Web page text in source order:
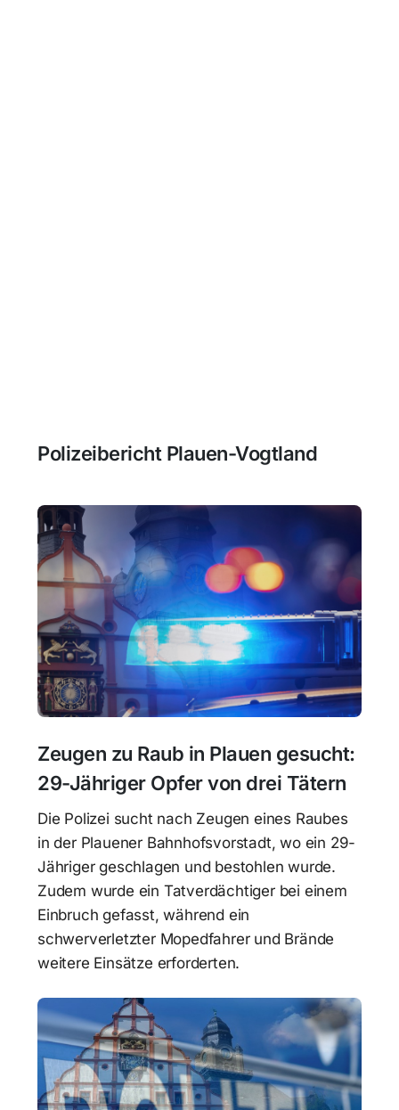
Polizeibericht Plauen-Vogtland
Zeugen zu Raub in Plauen gesucht:
29-Jähriger Opfer von drei Tätern
Die Polizei sucht nach Zeugen eines Raubes
in der Plauener Bahnhofsvorstadt, wo ein 29-
Jähriger geschlagen und bestohlen wurde.
Zudem wurde ein Tatverdächtiger bei einem
Einbruch gefasst, während ein
schwerverletzter Mopedfahrer und Brände
weitere Einsätze erforderten.